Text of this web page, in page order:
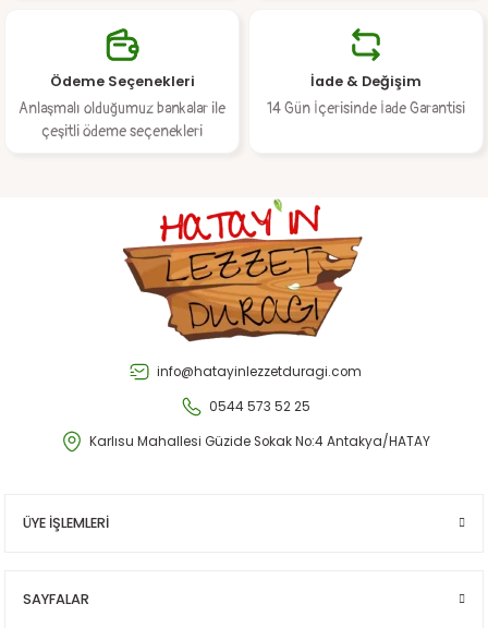
Ürün fiyatı diğer sitelerden daha pahalı.
Bu ürüne benzer farklı alternatifler olmalı.
Gönder
Ödeme Seçenekleri
Anlaşmalı olduğumuz bankalar ile
çeşitli ödeme seçenekleri
İade & Değişim
14 Gün İçerisinde İade Garantisi
info@hatayinlezzetduragi.com
0544 573 52 25
Karlısu Mahallesi Güzide Sokak No:4 Antakya/HATAY
ÜYE İŞLEMLERİ
SAYFALAR